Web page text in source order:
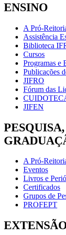
ENSINO
A Pró-
Assistência
Biblioteca
Cursos
Programas e
Publicações
JIFRO
Fórum das
JIFEN
A Pró-
Eventos
Livros e
Certificados
Grupos de
PROFEPT